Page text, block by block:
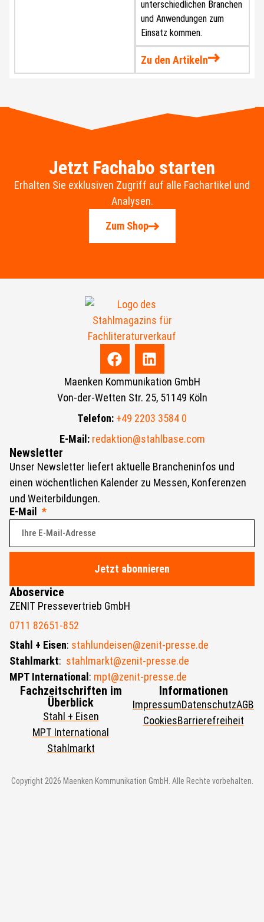
unterschiedlichen Branchen
und Anwendungen zum
Einsatz kommen.
Zu den Artikeln
Jetzt Fachabo starten
Erhalten Sie exklusiven Zugriff auf alle Fachartikel und
Analysen.
Zum Shop
Newsletter
Unser Newsletter liefert aktuelle Brancheninfos und
einen wöchentlichen Kalender zu Messen, Konferenzen
und Weiterbildungen.
E-Mail
Jetzt abonnieren
Aboservice
ZENIT Pressevertrieb GmbH
0711 82651-852
Stahl + Eisen: stahlundeisen@zenit-presse.de
Stahlmarkt: stahlmarkt@zenit-presse.de
MPT International : mpt@zenit-presse.de
Maenken Kommunikation GmbH
Von-der-Wetten Str. 25, 51149 Köln
Telefon: +49 2203 3584 0
E-Mail: redaktion@stahlbase.com
Fachzeitschriften im
Überblick
Stahl + Eisen
MPT International
Stahlmarkt
Informationen
ImpressumDatenschutzAGB
CookiesBarrierefreiheit
Copyright 2026 Maenken Kommunikation GmbH. Alle Rechte vorbehalten.